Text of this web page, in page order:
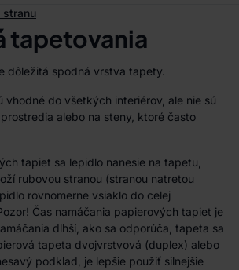
stranu
tapetovania
dôležitá spodná vrstva tapety.
vhodné do všetkých interiérov, ale nie sú
alebo na steny, ktoré často
tapiet sa lepidlo nanesie na tapetu,
rubovou stranou (stranou natretou
rovnomerne vsiaklo do celej
Čas namáčania papierových tapiet je
dlhší, ako sa odporúča, tapeta sa
tapeta dvojvrstvová (duplex) alebo
podklad, je lepšie použiť silnejšie